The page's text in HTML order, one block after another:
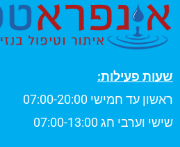
שעות פעילות:
ראשון עד חמישי 07:00-20:00
שישי וערבי חג 07:00-13:00